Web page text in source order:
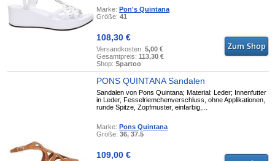
Marke:Pon's Quintana
Größe:41
108,30 €
Versandkosten:5,00 €
Gesamtpreis:113,30 €
Shop:Spartoo
PONS QUINTANA Sandalen
Sandalen von Pons Quintana; Material: Leder; Innenfutter
in Leder, Fesselriemchenverschluss, ohne Applikationen,
runde Spitze, Zopfmuster, einfarbig,...
Marke:Pons Quintana
Größe:36, 37.5
109,00 €